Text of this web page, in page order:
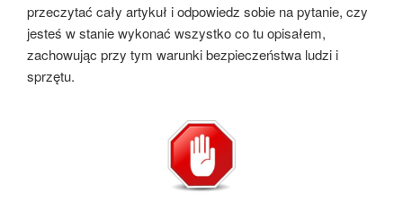
przeczytać cały artykuł i odpowiedz sobie na pytanie, czy
jesteś w stanie wykonać wszystko co tu opisałem,
zachowując przy tym warunki bezpieczeństwa ludzi i
sprzętu.